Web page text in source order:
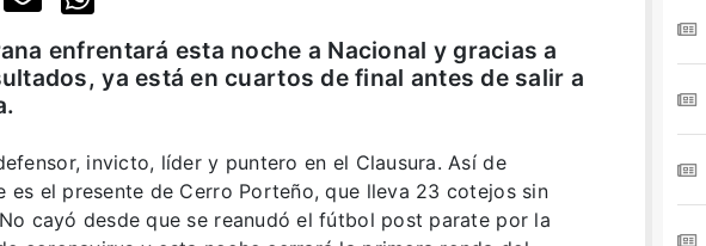
enfrentará esta noche a Nacional y gracias a
ya está en cuartos de final antes de salir a
invicto, líder y puntero en el Clausura. Así de
es el presente de Cerro Porteño, que lleva 23 cotejos sin
cayó desde que se reanudó el fútbol post parate por la